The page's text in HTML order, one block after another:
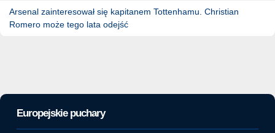
Arsenal zainteresował się kapitanem Tottenhamu. Christian
Romero może tego lata odejść
Europejskie puchary